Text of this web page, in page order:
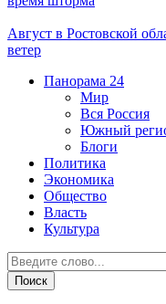
Август в Ростовской
ветер
Панорама 24
Мир
Вся Россия
Южный
Блоги
Политика
Экономика
Общество
Власть
Культура